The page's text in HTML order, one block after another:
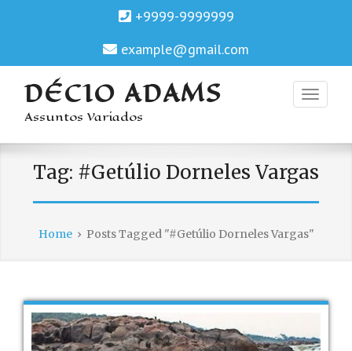
+9999-9999999
example@gmail.com
DÉCIO ADAMS
Assuntos Variados
Tag: #Getúlio Dorneles Vargas
Home› Posts Tagged "#Getúlio Dorneles Vargas"